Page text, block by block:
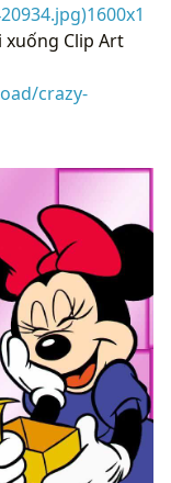
xuống Clip Art
crazy-